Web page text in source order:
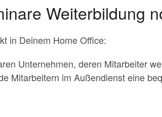
Weiterbildung
in Deinem Home Office:
Unternehmen, deren Mitarbeiter
Mitarbeitern im Außendienst eine